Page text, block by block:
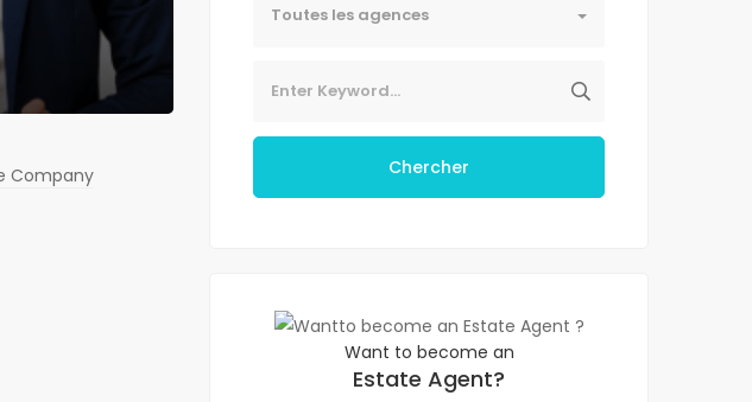
Company
Toutes les agences
Chercher
Want to become an
Estate Agent?